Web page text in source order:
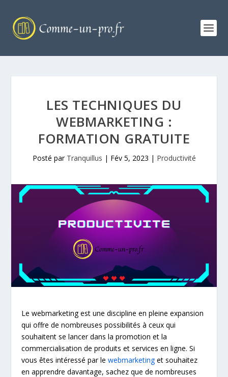
LES TECHNIQUES DU
WEBMARKETING :
FORMATION GRATUITE
Posté par Tranquillus | Fév 5, 2023 | Productivité
Le webmarketing est une discipline en pleine expansion
qui offre de nombreuses possibilités à ceux qui
souhaitent se lancer dans la promotion et la
commercialisation de produits et services en ligne. Si
vous êtes intéressé par le webmarketinget souhaitez
en apprendre davantage, sachez que de nombreuses